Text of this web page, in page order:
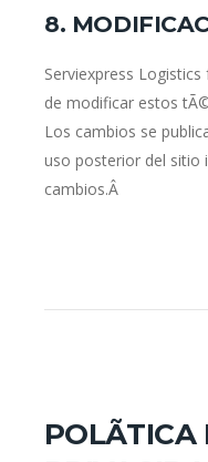
8.
Serviexpress
de modificar estos
Los cambios se
uso posterior del sitio
cambios.Â
POLÃTICA